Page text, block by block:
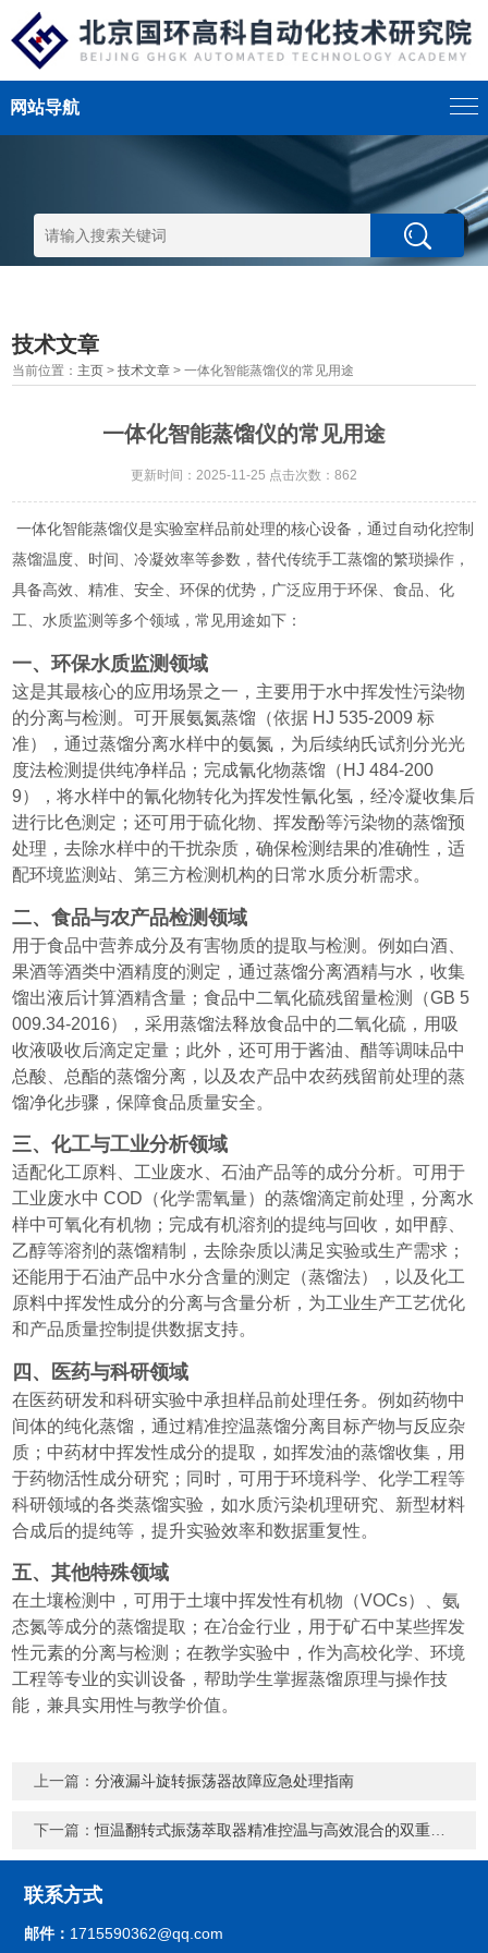
网站导航
技术文章
当前位置： 主页 >技术文章 > 一体化智能蒸馏仪的常见用途
一体化智能蒸馏仪的常见用途
更新时间：2025-11-25 点击次数：862
一体化智能蒸馏仪是实验室样品前处理的核心设备，通过自动化控制
蒸馏温度、时间、冷凝效率等参数，替代传统手工蒸馏的繁琐操作，
具备高效、精准、安全、环保的优势，广泛应用于环保、食品、化
工、水质监测等多个领域，常见用途如下：
一、环保水质监测领域
这是其最核心的应用场景之一，主要用于水中挥发性污染物
的分离与检测。可开展氨氮蒸馏（依据 HJ 535-2009 标
准），通过蒸馏分离水样中的氨氮，为后续纳氏试剂分光光
度法检测提供纯净样品；完成氰化物蒸馏（HJ 484-200
9），将水样中的氰化物转化为挥发性氰化氢，经冷凝收集后
进行比色测定；还可用于硫化物、挥发酚等污染物的蒸馏预
处理，去除水样中的干扰杂质，确保检测结果的准确性，适
配环境监测站、第三方检测机构的日常水质分析需求。
二、食品与农产品检测领域
用于食品中营养成分及有害物质的提取与检测。例如白酒、
果酒等酒类中酒精度的测定，通过蒸馏分离酒精与水，收集
馏出液后计算酒精含量；食品中二氧化硫残留量检测（GB 5
009.34-2016），采用蒸馏法释放食品中的二氧化硫，用吸
收液吸收后滴定定量；此外，还可用于酱油、醋等调味品中
总酸、总酯的蒸馏分离，以及农产品中农药残留前处理的蒸
馏净化步骤，保障食品质量安全。
三、化工与工业分析领域
适配化工原料、工业废水、石油产品等的成分分析。可用于
工业废水中 COD（化学需氧量）的蒸馏滴定前处理，分离水
样中可氧化有机物；完成有机溶剂的提纯与回收，如甲醇、
乙醇等溶剂的蒸馏精制，去除杂质以满足实验或生产需求；
还能用于石油产品中水分含量的测定（蒸馏法），以及化工
原料中挥发性成分的分离与含量分析，为工业生产工艺优化
和产品质量控制提供数据支持。
四、医药与科研领域
在医药研发和科研实验中承担样品前处理任务。例如药物中
间体的纯化蒸馏，通过精准控温蒸馏分离目标产物与反应杂
质；中药材中挥发性成分的提取，如挥发油的蒸馏收集，用
于药物活性成分研究；同时，可用于环境科学、化学工程等
科研领域的各类蒸馏实验，如水质污染机理研究、新型材料
合成后的提纯等，提升实验效率和数据重复性。
五、其他特殊领域
在土壤检测中，可用于土壤中挥发性有机物（VOCs）、氨
态氮等成分的蒸馏提取；在冶金行业，用于矿石中某些挥发
性元素的分离与检测；在教学实验中，作为高校化学、环境
工程等专业的实训设备，帮助学生掌握蒸馏原理与操作技
能，兼具实用性与教学价值。
上一篇：分液漏斗旋转振荡器故障应急处理指南
下一篇：恒温翻转式振荡萃取器精准控温与高效混合的双重革新
联系方式
邮件： 1715590362@qq.com